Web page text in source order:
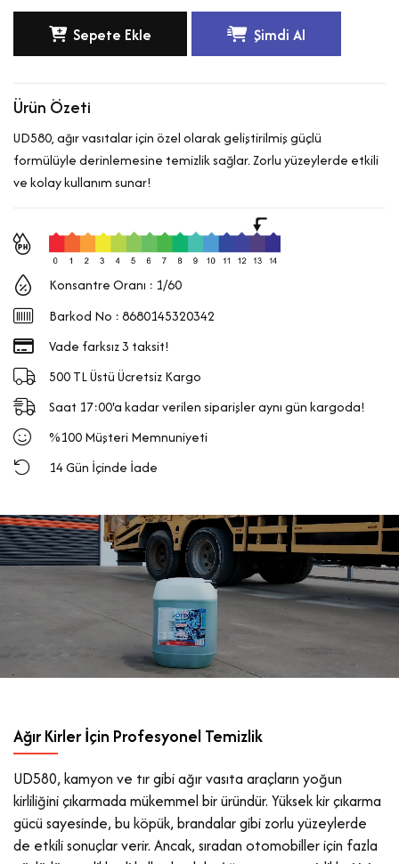
Sepete Ekle Şimdi Al
Ürün Özeti
UD580, ağır vasıtalar için özel olarak geliştirilmiş güçlü
formülüyle derinlemesine temizlik sağlar. Zorlu yüzeylerde etkili
ve kolay kullanım sunar!
Konsantre Oranı : 1/60
Barkod No : 8680145320342
Vade farksız 3 taksit!
500 TL Üstü Ücretsiz Kargo
Saat 17:00'a kadar verilen siparişler aynı gün kargoda!
%100 Müşteri Memnuniyeti
14 Gün İçinde İade
Ağır Kirler İçin Profesyonel Temizlik
UD580, kamyon ve tır gibi ağır vasıta araçların yoğun
kirliliğini çıkarmada mükemmel bir üründür. Yüksek kir çıkarma
gücü sayesinde, bu köpük, brandalar gibi zorlu yüzeylerde
de etkili sonuçlar verir. Ancak, sıradan otomobiller için fazla